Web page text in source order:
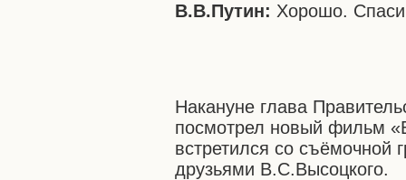
В.В.Путин: Хорошо.
Накануне глава
посмотрел новый фильм
встретился со съёмочной
друзьями В.С.Высоцкого.